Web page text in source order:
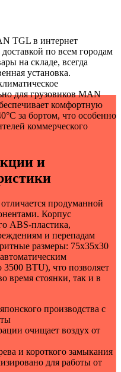
TGL в интернет
по всем городам
на складе, всегда
установка.
для грузовиков MAN
комфортную
за бортом, что особенно
коммерческого
и
продуманной
Корпус
ABS-пластика,
и перепадам
размеры: 75x35x30
BTU), что позволяет
время стоянки, так и в
производства с
очищает воздух от
и короткого замыкания
для работы от